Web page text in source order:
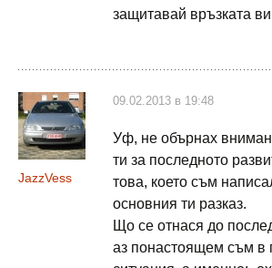
защитавай връзката
JazzVess
09.02.2013 в 19:48
Уф, не обърнах
ти за последното
това, което съм
основния ти разказ.
Що се отнася до
аз понастоящем съм в